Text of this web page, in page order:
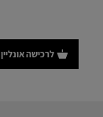
לרכישה אונליין